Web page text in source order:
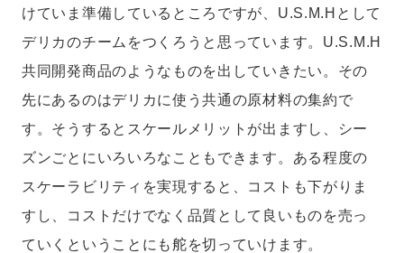
けていま準備しているところですが、U.S.M.Hとして
デリカのチームをつくろうと思っています。U.S.M.H
共同開発商品のようなものを出していきたい。その
先にあるのはデリカに使う共通の原材料の集約で
す。そうするとスケールメリットが出ますし、シー
ズンごとにいろいろなこともできます。ある程度の
スケーラビリティを実現すると、コストも下がりま
すし、コストだけでなく品質として良いものを売っ
ていくということにも舵を切っていけます。